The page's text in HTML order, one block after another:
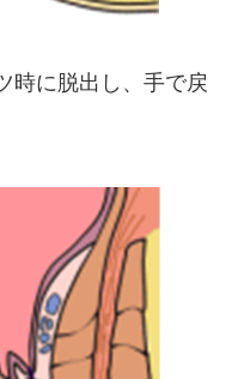
時に脱出し、手で戻